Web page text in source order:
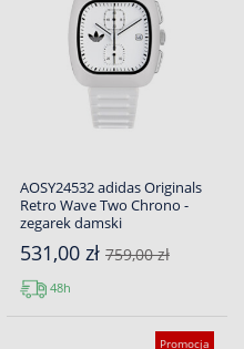
AOSY24532 adidas Originals
Retro Wave Two Chrono -
zegarek damski
531,00 zł 759,00 zł
48h
Promocja